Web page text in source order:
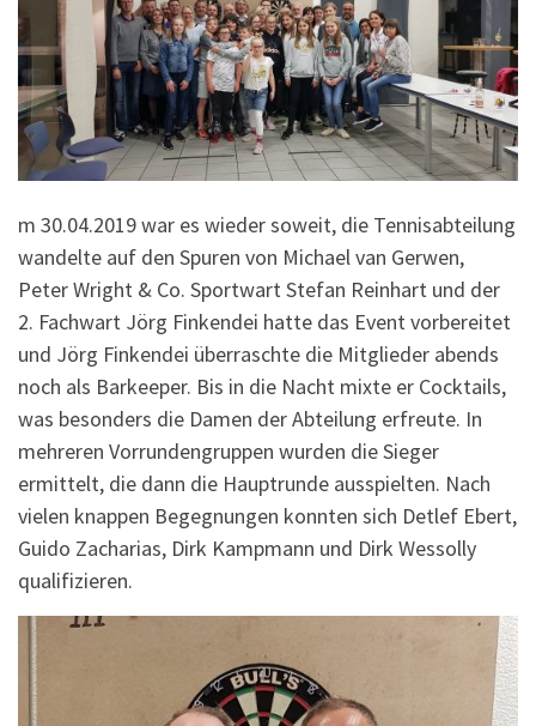
m 30.04.2019 war es wieder soweit, die Tennisabteilung
wandelte auf den Spuren von Michael van Gerwen,
Peter Wright & Co. Sportwart Stefan Reinhart und der
2. Fachwart Jörg Finkendei hatte das Event vorbereitet
und Jörg Finkendei überraschte die Mitglieder abends
noch als Barkeeper. Bis in die Nacht mixte er Cocktails,
was besonders die Damen der Abteilung erfreute. In
mehreren Vorrundengruppen wurden die Sieger
ermittelt, die dann die Hauptrunde ausspielten. Nach
vielen knappen Begegnungen konnten sich Detlef Ebert,
Guido Zacharias, Dirk Kampmann und Dirk Wessolly
qualifizieren.